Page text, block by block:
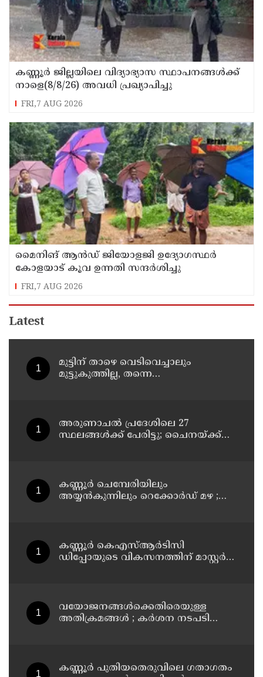
കണ്ണൂർ ജില്ലയിലെ വിദ്യാഭ്യാസ സ്ഥാപനങ്ങള്‍ക്ക്
നാളെ(8/8/26) അവധി പ്രഖ്യാപിച്ചു
FRI,7 AUG 2026
മൈനിങ് ആൻഡ്​ ജിയോളജി ഉദ്യോഗസ്ഥർ
കോളയാട് കൂവ ഉന്നതി സന്ദർശിച്ചു
FRI,7 AUG 2026
Latest
മുട്ടിന് താഴെ വെടിവെച്ചാലും
മുട്ടുകുത്തില്ല, തന്നെ
അരുണാചല്‍ പ്രദേശിലെ 27
സ്ഥലങ്ങള്‍ക്ക് പേരിട്ടു; ചൈനയ്ക്ക്
കണ്ണൂർ ചെമ്പേരിയിലും
അയ്യൻകുന്നിലും റെക്കോർഡ് മഴ ;
കണ്ണൂർ കെഎസ്ആർടിസി
ഡിപ്പോയുടെ വികസനത്തിന് മാസ്റ്റർ
വയോജനങ്ങൾക്കെതിരെയുള്ള
അതിക്രമങ്ങൾ ; കർശന നടപടി
കണ്ണൂർ പുതിയതെരുവിലെ ഗതാഗതം